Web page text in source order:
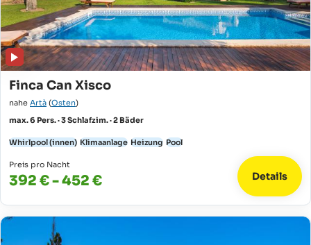
Finca Can Xisco
nahe Artà (Osten)
max. 6 Pers. · 3 Schlafzim. · 2 Bäder
Whirlpool (innen) Klimaanlage Heizung Pool
Preis pro Nacht
392 € - 452 € Details